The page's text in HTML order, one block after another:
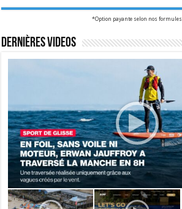
*Option payante selon nos formules
Dernières videos